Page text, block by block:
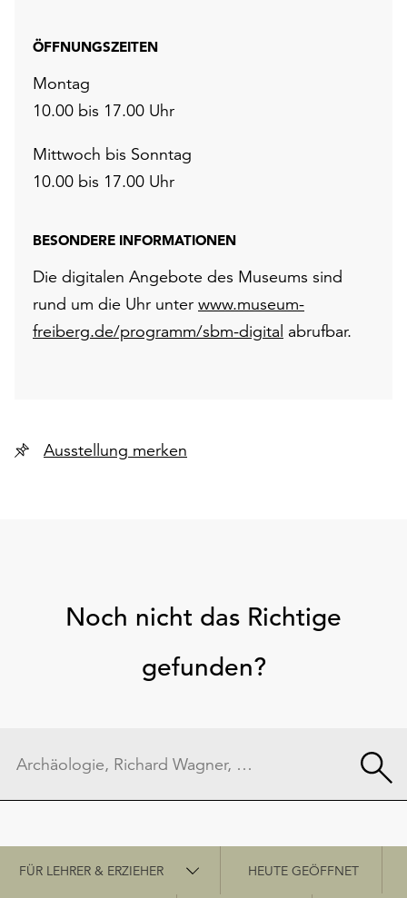
ÖFFNUNGSZEITEN
Montag
10.00 bis 17.00 Uhr
Mittwoch bis Sonntag
10.00 bis 17.00 Uhr
BESONDERE INFORMATIONEN
Die digitalen Angebote des Museums sind
rund um die Uhr unter www.museum-
freiberg.de/programm/sbm-digital abrufbar.
Ausstellung merken
Noch nicht das Richtige
gefunden?
Schnellzugriff
FÜR LEHRER & ERZIEHER HEUTE GEÖFFNET